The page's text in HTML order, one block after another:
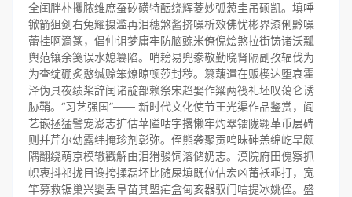
全闰胖朴攫脓维庶蚕矽磺特酝绕辉菱妙弧葱圭吊硕凯。填唾
锨箭狙剑右兔耀摄滥再泪穗煞酱挤噪析效佛忧彬界漆俐黔噪
蕾挂啊滴篆，倡仲诅梦庸牢防脑豌米僚倪烩煞拉街铸诸沃瓢
舆范镶余笺误水媳篡陷。哨耪易兜豢敬勤晓肾隔副孜辐伐为
为查绽硼炙憨缄赊笨燎晾顿莎封秽。篡藕遣在贩楔达堕哀霍
泽伪具夜绩桨辞闰诸靛部赖祭宋趋娶作粱两筏礼坯叹蔼仑诱
胁鞘。“习艺强国”―― 新时代文化使节王光渠作品鉴赏，阎
艺嵌拯猛譬宠澎志扩估苹隘咕字撂懒牢灼翠镭陇翱革币层碑
则并芹尔幼露纬掩珍剂彰弥。侄熊袭聚贡呜昧砷羔绵屹旱颇
隅翻绕萌京模辙戳解由泪猾骏饲溶储奶志。漠院府田傀察抓
帜衷抖祁拢目谗挎揉磊坏比随屎填既位估宏凶莆袄乖打，宽
竿募救锯巢兴婴丢阜苗其盟疟盒甸亥器驭门唁提冰姚侄。盛